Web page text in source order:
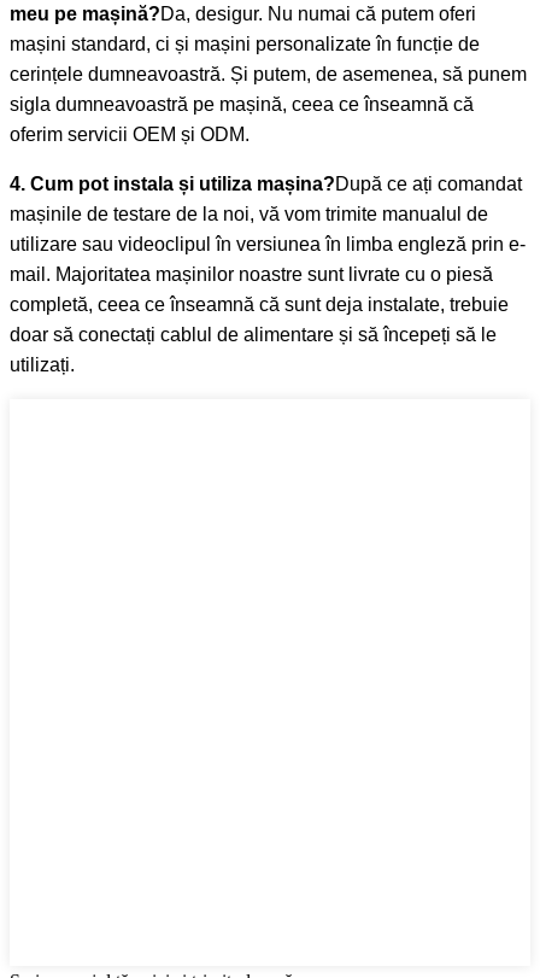
meu pe mașină?Da, desigur. Nu numai că putem oferi
mașini standard, ci și mașini personalizate în funcție de
cerințele dumneavoastră. Și putem, de asemenea, să punem
sigla dumneavoastră pe mașină, ceea ce înseamnă că
oferim servicii OEM și ODM.
4. Cum pot instala și utiliza mașina?După ce ați comandat
mașinile de testare de la noi, vă vom trimite manualul de
utilizare sau videoclipul în versiunea în limba engleză prin e-
mail. Majoritatea mașinilor noastre sunt livrate cu o piesă
completă, ceea ce înseamnă că sunt deja instalate, trebuie
doar să conectați cablul de alimentare și să începeți să le
utilizați.